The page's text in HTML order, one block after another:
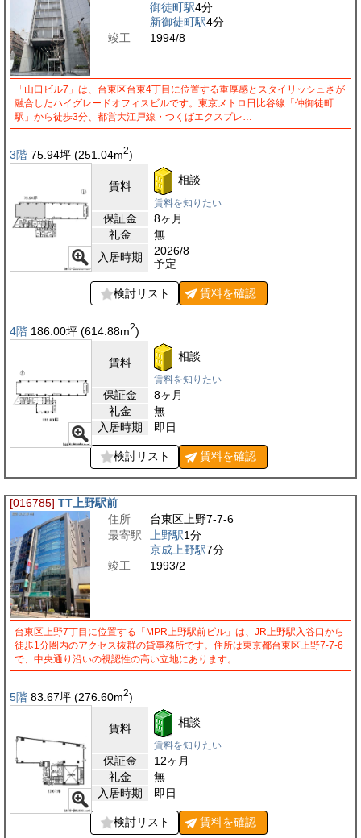
御徒町駅4分
新御徒町駅4分
竣工
1994/8
「山口ビル7」は、台東区台東4丁目に位置する重厚感とスタイリッシュさが
融合したハイグレードオフィスビルです。東京メトロ日比谷線「仲御徒町
駅」から徒歩3分、都営大江戸線・つくばエクスプレ…
3階 75.94坪 (251.04m2)
賃料 相談
賃料を知りたい
保証金
8ヶ月
礼金
無
入居時期
2026/8
予定
検討リスト 賃料を確認
4階 186.00坪 (614.88m2)
賃料 相談
賃料を知りたい
保証金
8ヶ月
礼金
無
入居時期
即日
検討リスト 賃料を確認
[016785] TT上野駅前
住所
台東区上野7-7-6
最寄駅
上野駅1分
京成上野駅7分
竣工
1993/2
台東区上野7丁目に位置する「MPR上野駅前ビル」は、JR上野駅入谷口から
徒歩1分圏内のアクセス抜群の貸事務所です。住所は東京都台東区上野7-7-6
で、中央通り沿いの視認性の高い立地にあります。…
5階 83.67坪 (276.60m2)
賃料 相談
賃料を知りたい
保証金
12ヶ月
礼金
無
入居時期
即日
検討リスト 賃料を確認